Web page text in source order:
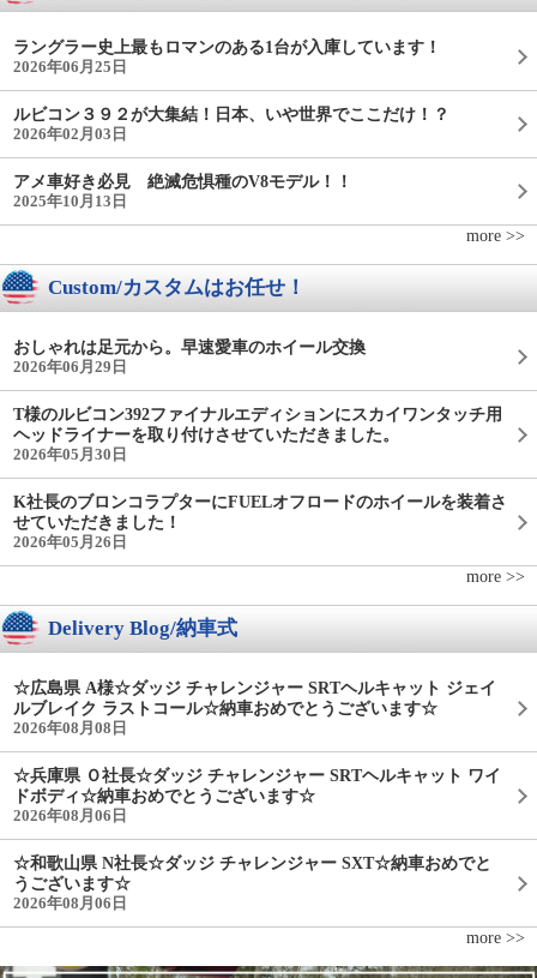
ラングラー史上最もロマンのある1台が入庫しています！
2026年06月25日
ルビコン３９２が大集結！日本、いや世界でここだけ！？
2026年02月03日
アメ車好き必見 絶滅危惧種のV8モデル！！
2025年10月13日
more >>
Custom/カスタムはお任せ！
おしゃれは足元から。早速愛車のホイール交換
2026年06月29日
T様のルビコン392ファイナルエディションにスカイワンタッチ用
ヘッドライナーを取り付けさせていただきました。
2026年05月30日
K社長のブロンコラプターにFUELオフロードのホイールを装着さ
せていただきました！
2026年05月26日
more >>
Delivery Blog/納車式
☆広島県 A様☆ダッジ チャレンジャー SRTヘルキャット ジェイ
ルブレイク ラストコール☆納車おめでとうございます☆
2026年08月08日
☆兵庫県 Ｏ社長☆ダッジ チャレンジャー SRTヘルキャット ワイ
ドボディ☆納車おめでとうございます☆
2026年08月06日
☆和歌山県 N社長☆ダッジ チャレンジャー SXT☆納車おめでと
うございます☆
2026年08月06日
more >>